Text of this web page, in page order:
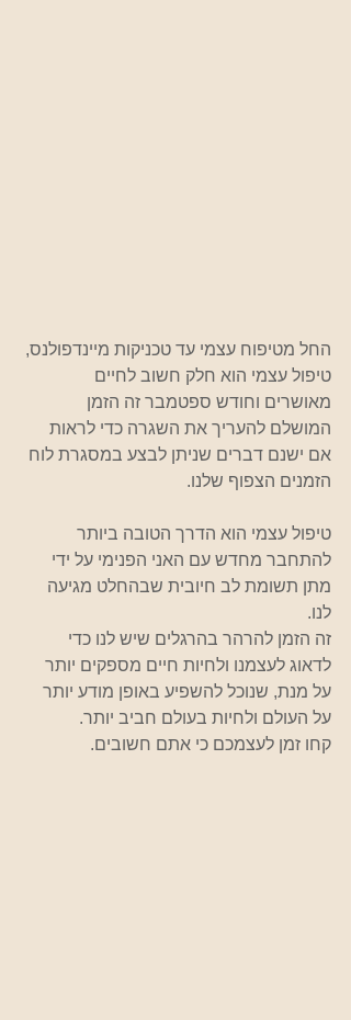
החל מטיפוח עצמי עד טכניקות מיינדפולנס,
טיפול עצמי הוא חלק חשוב לחיים
מאושרים וחודש ספטמבר זה הזמן
המושלם להעריך את השגרה כדי לראות
אם ישנם דברים שניתן לבצע במסגרת לוח
הזמנים הצפוף שלנו.
טיפול עצמי הוא הדרך הטובה ביותר
להתחבר מחדש עם האני הפנימי על ידי
מתן תשומת לב חיובית שבהחלט מגיעה
לנו.
זה הזמן להרהר בהרגלים שיש לנו כדי
לדאוג לעצמנו ולחיות חיים מספקים יותר
על מנת, שנוכל להשפיע באופן מודע יותר
על העולם ולחיות בעולם חביב יותר.
קחו זמן לעצמכם כי אתם חשובים.